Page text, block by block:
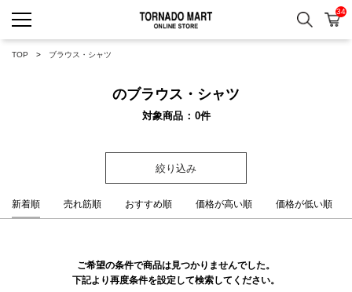
検索 カ
34
TOP ブラウス・シャツ
のブラウス・シャツ
対象商品 0件
絞り込み
新着順 売れ筋順 おすすめ順 価格が高い順 価格が低い順
ご希望の条件で商品は見つかりませんでした。
下記より再度条件を設定して検索してください。